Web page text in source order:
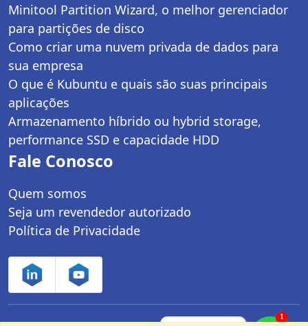
Minitool Partition Wizard, o melhor gerenciador
para partições de disco
Como criar uma nuvem privada de dados para
sua empresa
O que é Kubuntu e quais são suas principais
aplicações
Armazenamento híbrido ou hybrid storage,
performance SSD e capacidade HDD
Fale Conosco
Quem somos
Seja um revendedor autorizado
Política de Privacidade
1